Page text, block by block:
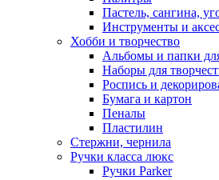
Пастель, сангина,
Инструменты и
Хобби и творчество
Альбомы и папки
Наборы для
Роспись и
Бумага и картон
Пеналы
Пластилин
Стержни, чернила
Ручки класса люкс
Ручки Parker